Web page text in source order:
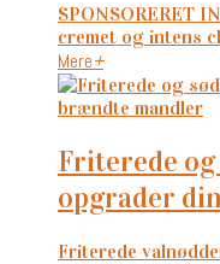
SPONSORERET
cremet og intens
Mere+
friterede og søde valnødder –
opgrader
Friterede